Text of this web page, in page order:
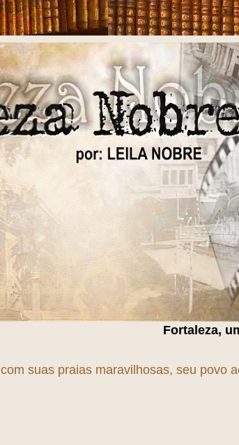
Fortaleza, uma cidade emT A
suas praias maravilhosas, seu povo